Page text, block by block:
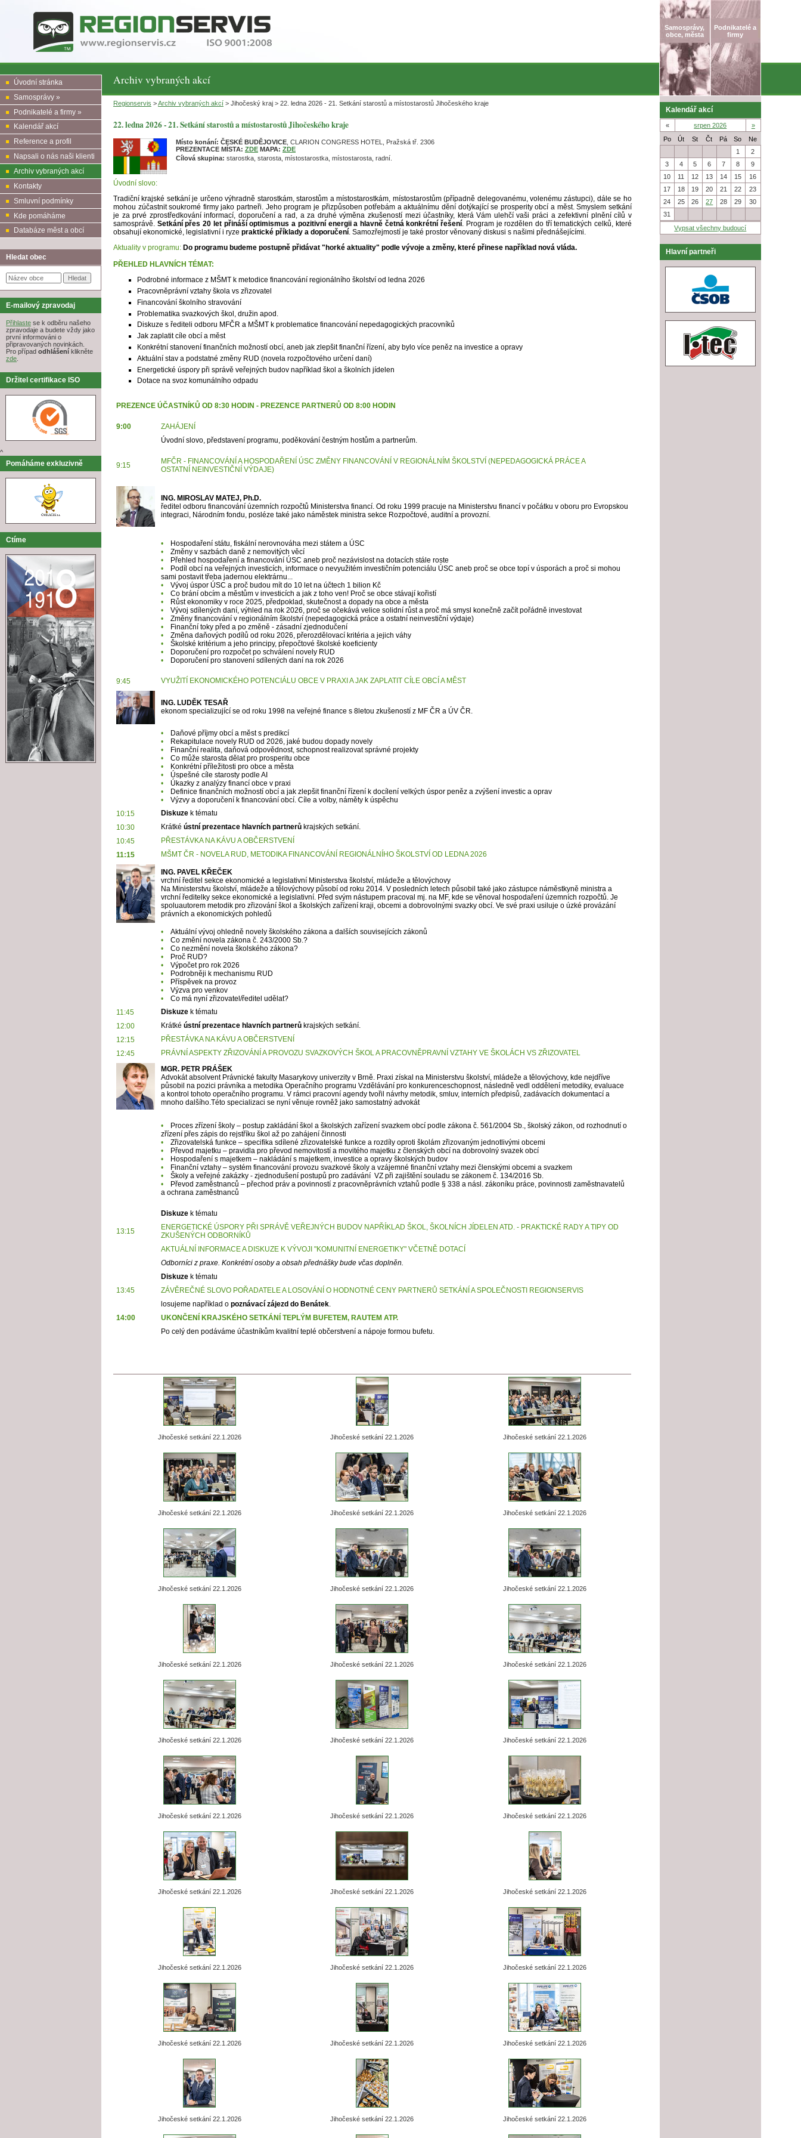
Samosprávy,
obce, města
Podnikatelé a
firmy
Archiv vybraných akcí
Úvodní stránka
Samosprávy »
Podnikatelé a firmy »
Kalendář akcí
Reference a profil
Napsali o nás naši klienti
Archiv vybraných akcí
Kontakty
Smluvní podmínky
Kde pomáháme
Databáze měst a obcí
Hledat obec
E-mailový zpravodaj
Přihlaste se k odběru našeho
zpravodaje a budete vždy jako
první informováni o
připravovaných novinkách.
Pro případ odhlášení klikněte
zde.
Držitel certifikace ISO
^
Pomáháme exkluzivně
Ctíme
Kalendář akcí
« srpen 2026
»
Po
Út St Čt Pá So
Ne
1
2
3
4 5 6 7 8
9
10
11 12 13 14 15
16
17
18 19 20 21 22
23
24
25 26 27 28 29
30
31
Vypsat všechny budoucí
Hlavní partneři
Regionservis >Archiv vybraných akcí > Jihočeský kraj > 22. ledna 2026 - 21. Setkání starostů a místostarostů Jihočeského kraje
22. ledna 2026 - 21. Setkání starostů a místostarostů Jihočeského kraje
Místo konání: ČESKÉ BUDĚJOVICE , CLARION CONGRESS HOTEL, Pražská tř. 2306
PREZENTACE MÍSTA: ZDE MAPA: ZDE
Cílová skupina: starostka, starosta, místostarostka, místostarosta, radní.
Úvodní slovo:
Tradiční krajské setkání je určeno výhradně starostkám, starostům a místostarostkám, místostarostům (případně delegovanému, volenému zástupci), dále se ho
mohou zúčastnit soukromé firmy jako partneři. Jeho program je přizpůsoben potřebám a aktuálnímu dění dotýkající se prosperity obcí a měst. Smyslem setkání
je za prvé zprostředkování informací, doporučení a rad, a za druhé výměna zkušeností mezi účastníky, která Vám ulehčí vaši práci a zefektivní plnění cílů v
samosprávě. Setkání přes 20 let přináší optimismus a pozitivní energii a hlavně četná konkrétní řešení. Program je rozdělen do tří tematických celků, které
obsahují ekonomické, legislativní i ryze praktické příklady a doporučení. Samozřejmostí je také prostor věnovaný diskusi s našimi přednášejícími.
Aktuality v programu: Do programu budeme postupně přidávat "horké aktuality" podle vývoje a změny, které přinese například nová vláda.
PŘEHLED HLAVNÍCH TÉMAT:
Podrobné informace z MŠMT k metodice financování regionálního školství od ledna 2026
Pracovněprávní vztahy škola vs zřizovatel
Financování školního stravování
Problematika svazkových škol, družin apod.
Diskuze s řediteli odboru MFČR a MŠMT k problematice financování nepedagogických pracovníků
Jak zaplatit cíle obcí a měst
Konkrétní stanovení finančních možností obcí, aneb jak zlepšit finanční řízení, aby bylo více peněz na investice a opravy
Aktuální stav a podstatné změny RUD (novela rozpočtového určení daní)
Energetické úspory při správě veřejných budov například škol a školních jídelen
Dotace na svoz komunálního odpadu
PREZENCE ÚČASTNÍKŮ OD 8:30 HODIN - PREZENCE PARTNERŮ OD 8:00 HODIN
9:00
ZAHÁJENÍ
Úvodní slovo, představení programu, poděkování čestným hostům a partnerům.
9:15 MFČR - FINANCOVÁNÍ A HOSPODAŘENÍ ÚSC ZMĚNY FINANCOVÁNÍ V REGIONÁLNÍM ŠKOLSTVÍ (NEPEDAGOGICKÁ PRÁCE A
OSTATNÍ
NEINVESTIČNÍ VÝDAJE)
ING. MIROSLAV MATEJ, Ph.D.
ředitel odboru financování územních rozpočtů Ministerstva financí. Od roku 1999 pracuje na Ministerstvu financí v počátku v oboru pro Evropskou
integraci, Národním fondu, posléze také jako náměstek ministra sekce Rozpočtové, auditní a provozní.
•
Hospodaření státu, fiskální nerovnováha mezi státem a ÚSC
•
Změny v sazbách daně z nemovitých věcí
•
Přehled hospodaření a financování ÚSC aneb proč nezávislost na dotacích stále roste
•
Podíl obcí na veřejných investicích, informace o nevyužitém investičním potenciálu ÚSC aneb proč se obce topí v úsporách a proč si mohou
sami postavit třeba jadernou elektrárnu...
•
Vývoj úspor ÚSC a proč budou mít do 10 let na účtech 1 bilion Kč
•
Co brání obcím a městům v investicích a jak z toho ven! Proč se obce stávají kořistí
•
Růst ekonomiky v roce 2025, předpoklad, skutečnost a dopady na obce a města
•
Vývoj sdílených daní, výhled na rok 2026, proč se očekává velice solidní růst a proč má smysl konečně začít pořádně investovat
•
Změny financování v regionálním školství (nepedagogická práce a ostatní neinvestiční výdaje)
•
Finanční toky před a po změně - zásadní zjednodučení
•
Změna daňových podílů od roku 2026, přerozdělovací kritéria a jejich váhy
• Školské kritérium a jeho principy, přepočtové školské koeficienty
•
Doporučení pro rozpočet po schválení novely RUD
•
Doporučení pro stanovení sdílených daní na rok 2026
9:45 VYUŽITÍ EKONOMICKÉHO POTENCIÁLU OBCE V PRAXI A JAK ZAPLATIT CÍLE OBCÍ A MĚST
ING. LUDĚK TESAŘ
ekonom specializující se od roku 1998 na veřejné finance s 8letou zkušeností z MF ČR a ÚV ČR.
•
Daňové příjmy obcí a měst s predikcí
•
Rekapitulace novely RUD od 2026, jaké budou dopady novely
•
Finanční realita, daňová odpovědnost, schopnost realizovat správné projekty
•
Co může starosta dělat pro prosperitu obce
•
Konkrétní příležitosti pro obce a města
•
Úspešné cíle starosty podle AI
•
Úkazky z analýzy financí obce v praxi
•
Definice finančních možností obcí a jak zlepšit finanční řízení k docílení velkých úspor peněz a zvýšení investic a oprav
• Výzvy a doporučení k financování obcí. Cíle a volby, náměty k úspěchu
10:15
Diskuzek tématu
10:30
Krátké ústní prezentace hlavních partnerůkrajských setkání.
10:45
PŘESTÁVKA NA KÁVU A OBČERSTVENÍ
11:15
MŠMT ČR - NOVELA RUD, METODIKA FINANCOVÁNÍ REGIONÁLNÍHO ŠKOLSTVÍ OD LEDNA 2026
ING. PAVEL KŘEČEK
vrchní ředitel sekce ekonomické a legislativní Ministerstva školství, mládeže a tělovýchovy
Na Ministerstvu školství, mládeže a tělovýchovy působí od roku 2014. V posledních letech působil také jako zástupce náměstkyně ministra a
vrchní ředitelky sekce ekonomické a legislativní. Před svým nástupem pracoval mj. na MF, kde se věnoval hospodaření územních rozpočtů. Je
spoluautorem metodik pro zřizování škol a školských zařízení kraji, obcemi a dobrovolnými svazky obcí. Ve své praxi usiluje o úzké provázání
právních a ekonomických pohledů
•
Aktuální vývoj ohledně novely školského zákona a dalších souvisejících zákonů
•
Co změní novela zákona č. 243/2000 Sb.?
•
Co nezmění novela školského zákona?
•
Proč RUD?
•
Výpočet pro rok 2026
•
Podrobněji k mechanismu RUD
•
Příspěvek na provoz
•
Výzva pro venkov
•
Co má nyní zřizovatel/ředitel udělat?
11:45
Diskuzek tématu
12:00
Krátké ústní prezentace hlavních partnerůkrajských setkání.
12:15
PŘESTÁVKA NA KÁVU A OBČERSTVENÍ
12:45
PRÁVNÍ ASPEKTY ZŘIZOVÁNÍ A PROVOZU SVAZKOVÝCH ŠKOL A PRACOVNĚPRAVNÍ VZTAHY VE ŠKOLÁCH VS ZŘIZOVATEL
MGR. PETR PRÁŠEK
Advokát absolvent Právnické fakulty Masarykovy univerzity v Brně. Praxi získal na Ministerstvu školství, mládeže a tělovýchovy, kde nejdříve
působil na pozici právníka a metodika Operačního programu Vzdělávání pro konkurenceschopnost, následně vedl oddělení metodiky, evaluace
a kontrol tohoto operačního programu. V rámci pracovní agendy tvořil návrhy metodik, smluv, interních předpisů, zadávacích dokumentací a
mnoho dalšího.Této specializaci se nyní věnuje rovněž jako samostatný advokát
•
Proces zřízení školy – postup zakládání škol a školských zařízení svazkem obcí podle zákona č. 561/2004 Sb., školský zákon, od rozhodnutí o
zřízení přes zápis do rejstříku škol až po zahájení činnosti
•
Zřizovatelská funkce – specifika sdílené zřizovatelské funkce a rozdíly oproti školám zřizovaným jednotlivými obcemi
•
Převod majetku – pravidla pro převod nemovitostí a movitého majetku z členských obcí na dobrovolný svazek obcí
•
Hospodaření s majetkem – nakládání s majetkem, investice a opravy školských budov
•
Finanční vztahy – systém financování provozu svazkové školy a vzájemné finanční vztahy mezi členskými obcemi a svazkem
•
Školy a veřejné zakázky - zjednodušení postupů pro zadávání VZ při zajištění souladu se zákonem č. 134/2016 Sb.
•
Převod zaměstnanců – přechod práv a povinností z pracovněprávních vztahů podle § 338 a násl. zákoníku práce, povinnosti zaměstnavatelů
a ochrana zaměstnanců
Diskuzek tématu
13:15
ENERGETICKÉ ÚSPORY PŘI SPRÁVĚ VEŘEJNÝCH BUDOV NAPŘÍKLAD ŠKOL, ŠKOLNÍCH JÍDELEN ATD. - PRAKTICKÉ RADY A TIPY OD
ZKUŠENÝCH ODBORNÍKŮ
AKTUÁLNÍ INFORMACE A DISKUZE K VÝVOJI "KOMUNITNÍ ENERGETIKY" VČETNĚ DOTACÍ
Odborníci z praxe. Konkrétní osoby a obsah přednášky bude včas doplněn.
Diskuzek tématu
13:45
ZÁVĚREČNÉ SLOVO POŘADATELE A LOSOVÁNÍ O HODNOTNÉ CENY PARTNERŮ SETKÁNÍ A SPOLEČNOSTI REGIONSERVIS
losujeme například o poznávací zájezd do Benátek.
14:00
UKONČENÍ KRAJSKÉHO SETKÁNÍ TEPLÝM BUFETEM, RAUTEM ATP.
Po celý den podáváme účastníkům kvalitní teplé občerstvení a nápoje formou bufetu.
Jihočeské setkání 22.1.2026 Jihočeské setkání 22.1.2026 Jihočeské setkání 22.1.2026
Jihočeské setkání 22.1.2026 Jihočeské setkání 22.1.2026 Jihočeské setkání 22.1.2026
Jihočeské setkání 22.1.2026 Jihočeské setkání 22.1.2026 Jihočeské setkání 22.1.2026
Jihočeské setkání 22.1.2026 Jihočeské setkání 22.1.2026 Jihočeské setkání 22.1.2026
Jihočeské setkání 22.1.2026 Jihočeské setkání 22.1.2026 Jihočeské setkání 22.1.2026
Jihočeské setkání 22.1.2026 Jihočeské setkání 22.1.2026 Jihočeské setkání 22.1.2026
Jihočeské setkání 22.1.2026 Jihočeské setkání 22.1.2026 Jihočeské setkání 22.1.2026
Jihočeské setkání 22.1.2026 Jihočeské setkání 22.1.2026 Jihočeské setkání 22.1.2026
Jihočeské setkání 22.1.2026 Jihočeské setkání 22.1.2026 Jihočeské setkání 22.1.2026
Jihočeské setkání 22.1.2026 Jihočeské setkání 22.1.2026 Jihočeské setkání 22.1.2026